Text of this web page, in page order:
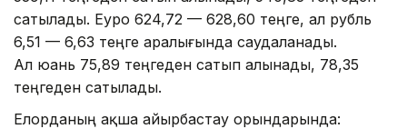
сатылады. Еуро 624,72 — 628,60 теңге, ал рубль
6,51 — 6,63 теңге аралығында саудаланады.
Ал юань 75,89 теңгеден сатып алынады, 78,35
теңгеден сатылады.
Елорданың ақша айырбастау орындарында: